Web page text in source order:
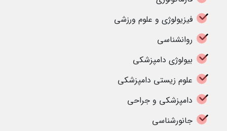
فیزیولوژی و علوم ورزشی
روانشناسی
بیولوژی دامپزشکی
علوم زیستی دامپزشکی
دامپزشکی و جراحی
جانورشناسی